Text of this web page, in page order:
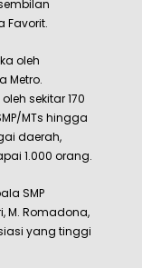
Favorit.
oleh
Metro.
sekitar 170
MTs hingga
daerah,
1.000 orang.
SMP
M. Romadona,
yang tinggi